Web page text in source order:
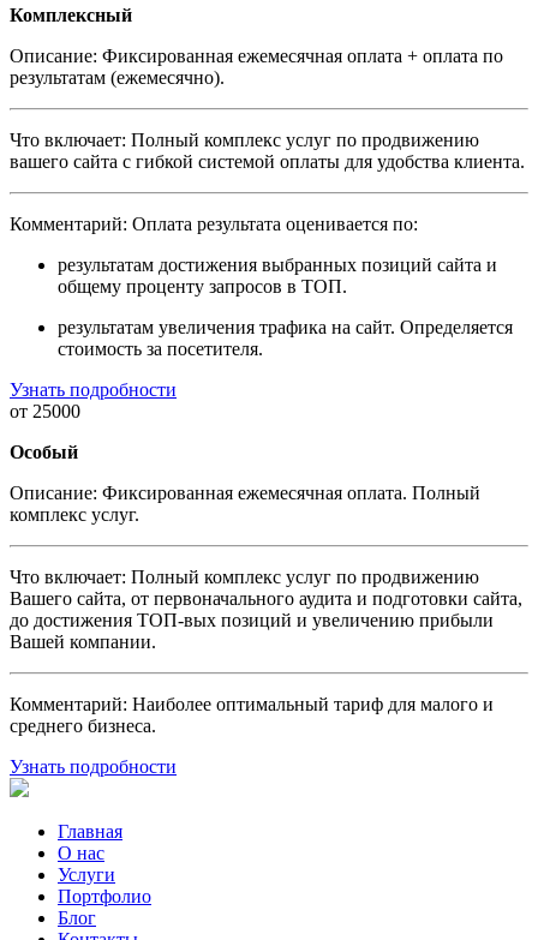
Комплексный
Описание: Фиксированная ежемесячная оплата + оплата по
результатам (ежемесячно).
Что включает: Полный комплекс услуг по продвижению
вашего сайта с гибкой системой оплаты для удобства клиента.
Комментарий: Оплата результата оценивается по:
результатам достижения выбранных позиций сайта и
общему проценту запросов в ТОП.
результатам увеличения трафика на сайт. Определяется
стоимость за посетителя.
Узнать подробности
от 25000
Особый
Описание: Фиксированная ежемесячная оплата. Полный
комплекс услуг.
Что включает: Полный комплекс услуг по продвижению
Вашего сайта, от первоначального аудита и подготовки сайта,
до достижения ТОП-вых позиций и увеличению прибыли
Вашей компании.
Комментарий: Наиболее оптимальный тариф для малого и
среднего бизнеса.
Узнать подробности
Главная
О нас
Услуги
Портфолио
Блог